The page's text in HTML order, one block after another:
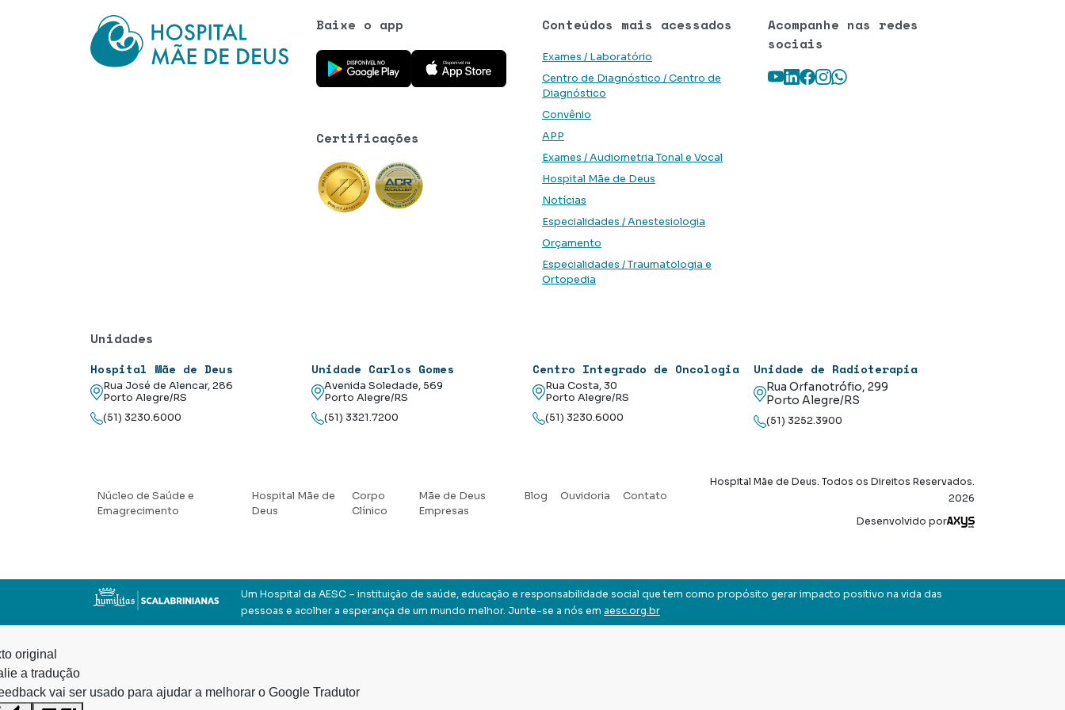
Conteúdos mais acessados
Exames / Laboratório
Centro de Diagnóstico / Centro de
Diagnóstico
Convênio
APP
Exames / Audiometria Tonal e Vocal
Hospital Mãe de Deus
Notícias
Especialidades / Anestesiologia
Orçamento
Especialidades / Traumatologia e
Ortopedia
Baixe o app
Baixe o aplicativo na Google Play Store
Baixe o aplicativo na App Store
Certificações
Acompanhe nas redes
sociais
Youtube
LinkedIn
Facebook
Instagram
WhatsApp
Unidades
Hospital Mãe de Deus
Rua José de Alencar, 286
Porto Alegre/RS
(51) 3230.6000
Unidade Carlos Gomes
Avenida Soledade, 569
Porto Alegre/RS
(51) 3321.7200
Centro Integrado de Oncologia
Rua Costa, 30
Porto Alegre/RS
(51) 3230.6000
Unidade de Radioterapia
Rua Orfanotrófio, 299
Porto Alegre/RS
(51) 3252.3900
Núcleo de Saúde e
Emagrecimento
Hospital Mãe de
Deus
Corpo
Clínico
Mãe de Deus
Empresas
Blog Ouvidoria Contato
Hospital Mãe de Deus. Todos os Direitos Reservados.
2026
Desenvolvido por
Axysweb
Um Hospital da AESC – instituição de saúde, educação e responsabilidade social que tem como propósito gerar impacto positivo na vida das
pessoas e acolher a esperança de um mundo melhor. Junte-se a nós em aesc.org.br
original
a tradução
vai ser usado para ajudar a melhorar o Google Tradutor